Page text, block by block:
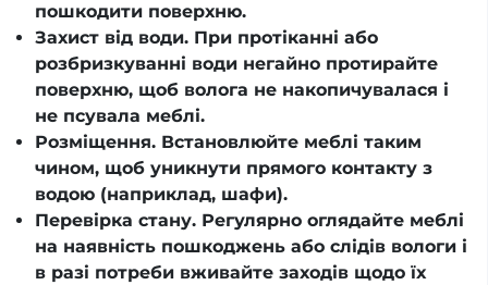
пошкодити поверхню.
Захист від води. При протіканні або
розбризкуванні води негайно протирайте
поверхню, щоб волога не накопичувалася і
не псувала меблі.
Розміщення. Встановлюйте меблі таким
чином, щоб уникнути прямого контакту з
водою (наприклад, шафи).
Перевірка стану. Регулярно оглядайте меблі
на наявність пошкоджень або слідів вологи і
в разі потреби вживайте заходів щодо їх